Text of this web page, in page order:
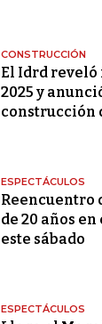
CONSTRUCCIÓN
El Idrd reveló
2025 y
construcción
ESPECTÁCULOS
Reencuentro
de 20 años
este sábado
ESPECTÁCULOS